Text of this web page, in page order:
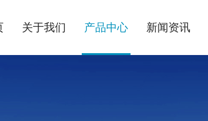
关于我们 产品中心 新闻资讯